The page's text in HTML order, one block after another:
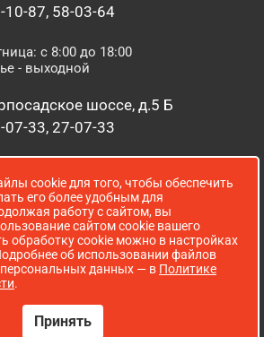
10-87, 58-03-64
с 8:00 до 18:00
- выходной
шоссе, д.5 Б
07-33, 27-07-33
с 8:00 до 16:00
Луначарского, д. 52 А
31
с 8:00 до 18:00
cookie для того, чтобы обеспечить
его более удобным для
работу с сайтом, вы
сайтом cookie вашего
обработку cookie можно в настройках
об использовании файлов
данных — в Политике
.
Принять